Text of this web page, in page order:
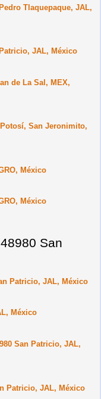
Tlaquepaque, JAL,
JAL, México
de La Sal, MEX,
San Jeronimito,
México
México
San
Patricio, JAL, México
México
San Patricio, JAL,
Patricio, JAL, México